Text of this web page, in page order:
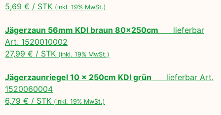
5,69 € / STK (inkl. 19% MwSt.)
Jägerzaun 56mm KDI braun 80x250cm lieferbar
Art. 1520010002
27,99 € / STK (inkl. 19% MwSt.)
Jägerzaunriegel 10 x 250cm KDI grün lieferbar Art.
1520060004
6,79 € / STK (inkl. 19% MwSt.)